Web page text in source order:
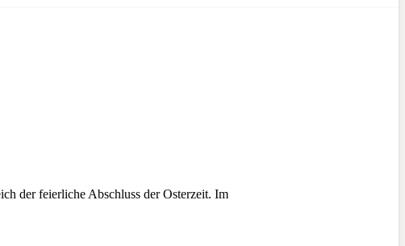
der feierliche Abschluss der Osterzeit. Im